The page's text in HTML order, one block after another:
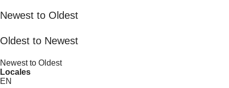
Newest to Oldest
Oldest to Newest
Newest to Oldest
Locales
EN